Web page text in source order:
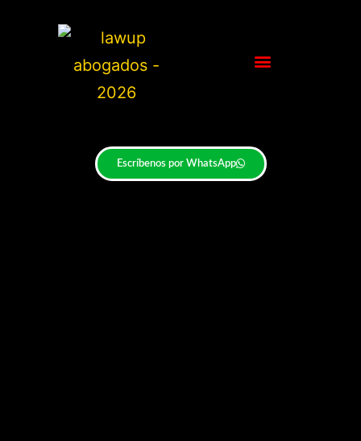
Escríbenos por WhatsApp